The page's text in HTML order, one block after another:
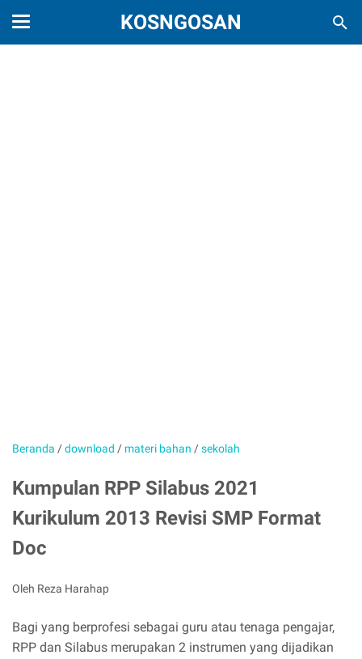
KOSNGOSAN
Beranda /download / materi bahan /sekolah
Kumpulan RPP Silabus 2021
Kurikulum 2013 Revisi SMP Format
Doc
Oleh Reza Harahap
Bagi yang berprofesi sebagai guru atau tenaga pengajar,
RPP dan Silabus merupakan 2 instrumen yang dijadikan